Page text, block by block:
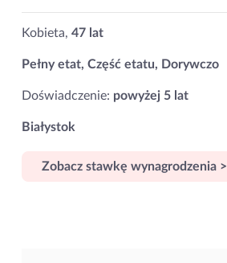
Kobieta, 47 lat
Pełny etat, Część etatu, Dorywczo
Doświadczenie: powyżej 5 lat
Białystok
Zobacz stawkę wynagrodzenia >